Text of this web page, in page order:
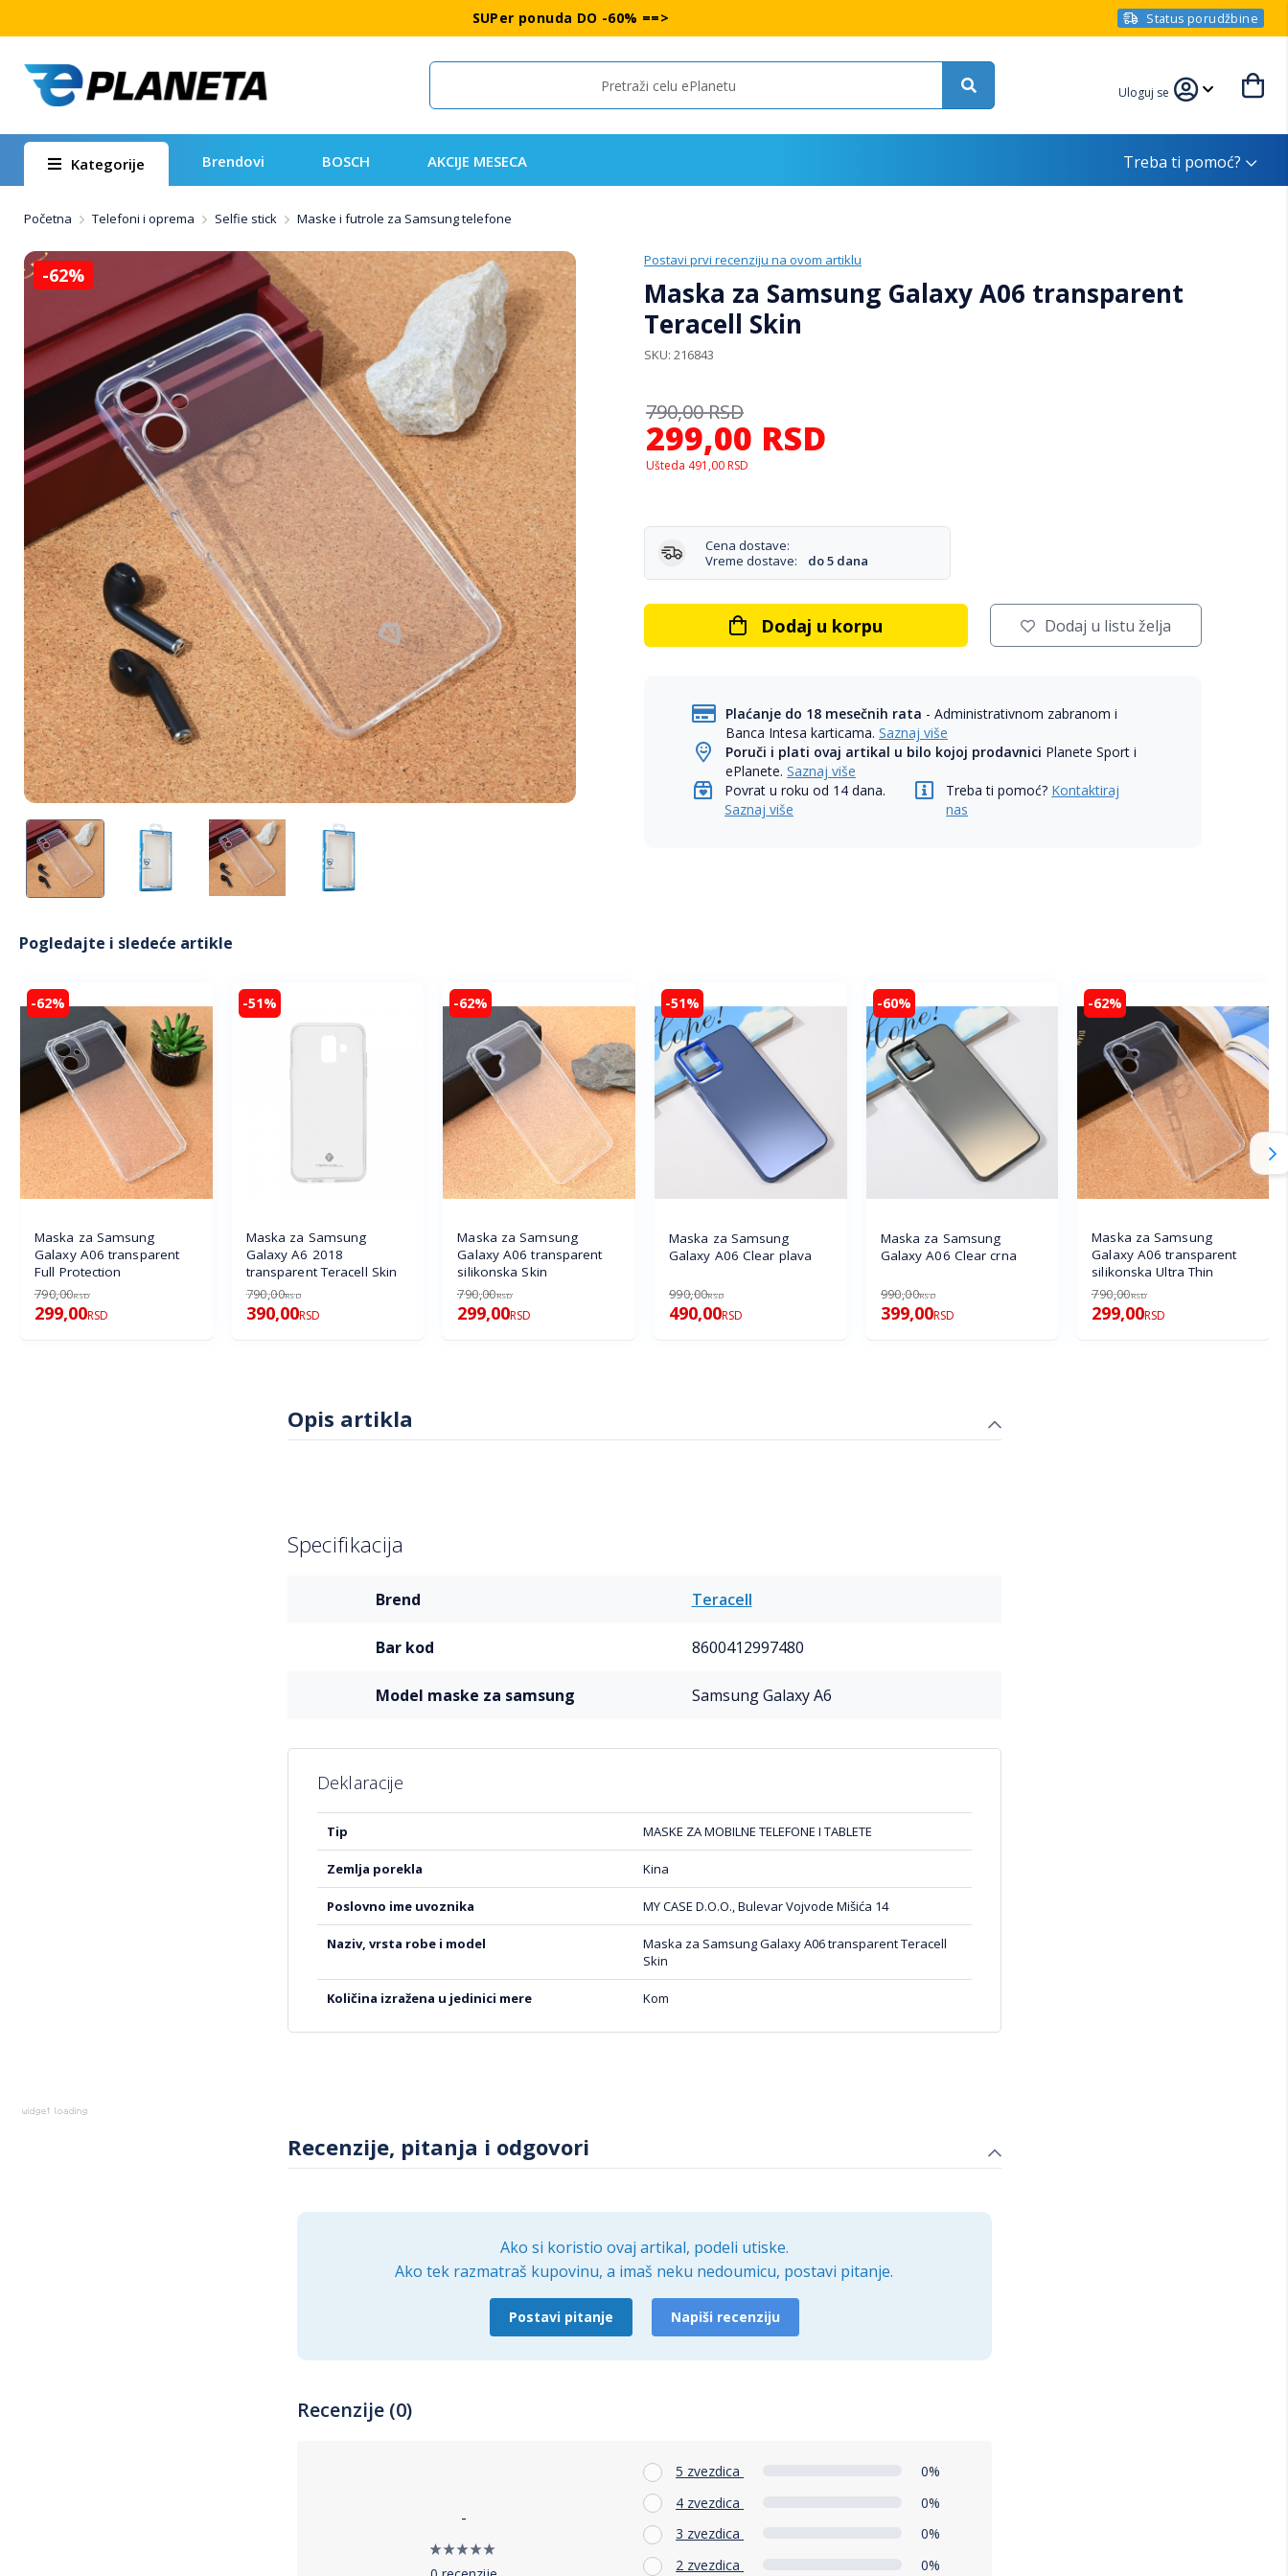
SUPer ponuda DO -60% ==> Status porudžbine
Search Uloguj se
Kategorije Brendovi BOSCH AKCIJE MESECA Treba ti pomoć?
Početna Telefoni i oprema Selfie stick Maske i futrole za Samsung telefone
Postavi prvi recenziju na ovom artiklu
Maska za Samsung Galaxy A06 transparent
Teracell Skin
SKU 216843
299,00 RSD
790,00RSD
Ušteda 491,00 RSD
Cena dostave:
Vreme dostave:
do 5 dana
Dodaj u korpu Dodaj u listu želja
Plaćanje do 18 mesečnih rata - Administrativnom zabranom i
Banca Intesa karticama.Saznaj više
Poruči i plati ovaj artikal u bilo kojoj prodavnici Planete Sport i
ePlanete.Saznaj više
Povrat u roku od 14 dana.
Saznaj više
Treba ti pomoć? Kontaktiraj
nas
-62%
Pogledajte i sledeće artikle
-62%
Maska za Samsung
Galaxy A06 transparent
Full Protection
790,00RSD
299,00RSD
-51%
Maska za Samsung
Galaxy A6 2018
transparent Teracell Skin
790,00RSD
390,00RSD
-62%
Maska za Samsung
Galaxy A06 transparent
silikonska Skin
790,00RSD
299,00RSD
-51%
Maska za Samsung
Galaxy A06 Clear plava
990,00RSD
490,00RSD
-60%
Maska za Samsung
Galaxy A06 Clear crna
990,00RSD
399,00RSD
-62%
Maska za Samsung
Galaxy A06 transparent
silikonska Ultra Thin
790,00RSD
299,00RSD
Opis artikla
Specifikacija
brend Teracell
bar kod 8600412997480
model maske za samsung Samsung Galaxy A6
Deklaracije
Više
informacija
tip MASKE ZA MOBILNE TELEFONE I TABLETE
zemlja porekla Kina
poslovno ime uvoznika MY CASE D.O.O., Bulevar Vojvode Mišića 14
naziv, vrsta robe i model
Maska za Samsung Galaxy A06 transparent Teracell
Skin
količina izražena u jedinici mere Kom
Recenzije, pitanja i odgovori
Ako si koristio ovaj artikal, podeli utiske.
Ako tek razmatraš kupovinu, a imaš neku nedoumicu, postavi pitanje.
Postavi pitanje Napiši recenziju
Recenzije (0)
-
5 zvezdica
0%
4 zvezdica
0%
3 zvezdica
0%
2 zvezdica
0%